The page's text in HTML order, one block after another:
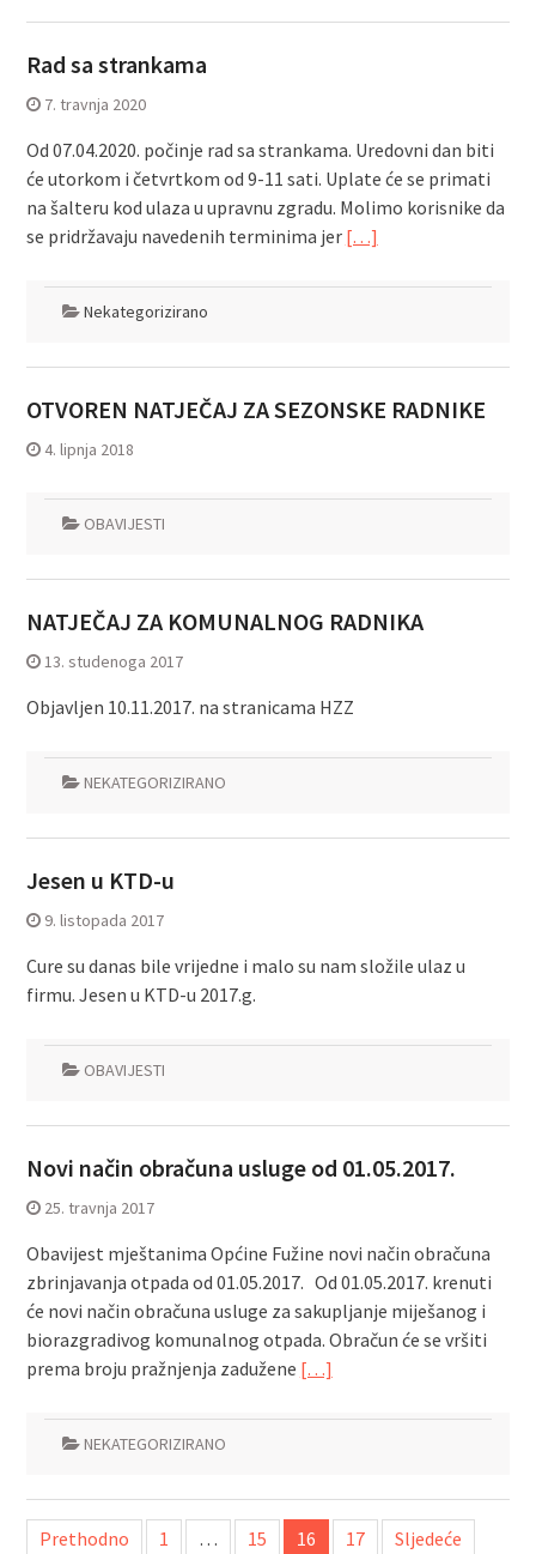
Rad sa strankama
7. travnja 2020
Od 07.04.2020. počinje rad sa strankama. Uredovni dan biti
će utorkom i četvrtkom od 9-11 sati. Uplate će se primati
na šalteru kod ulaza u upravnu zgradu. Molimo korisnike da
se pridržavaju navedenih terminima jer […]
Nekategorizirano
OTVOREN NATJEČAJ ZA SEZONSKE RADNIKE
4. lipnja 2018
OBAVIJESTI
NATJEČAJ ZA KOMUNALNOG RADNIKA
13. studenoga 2017
Objavljen 10.11.2017. na stranicama HZZ
NEKATEGORIZIRANO
Jesen u KTD-u
9. listopada 2017
Cure su danas bile vrijedne i malo su nam složile ulaz u
firmu. Jesen u KTD-u 2017.g.
OBAVIJESTI
Novi način obračuna usluge od 01.05.2017.
25. travnja 2017
Obavijest mještanima Općine Fužine novi način obračuna
zbrinjavanja otpada od 01.05.2017. Od 01.05.2017. krenuti
će novi način obračuna usluge za sakupljanje miješanog i
biorazgradivog komunalnog otpada. Obračun će se vršiti
prema broju pražnjenja zadužene […]
NEKATEGORIZIRANO
Navigacija
Prethodno 1 … 15 16 17 Sljedeće